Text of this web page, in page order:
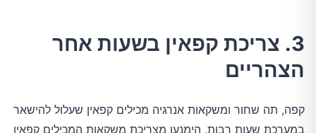
3. צריכת קפאין בשעות אחר
הצהריים